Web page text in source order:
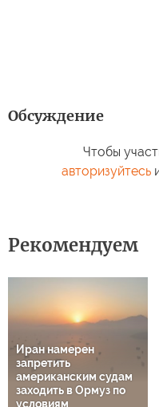
Обсуждение
Чтобы
авторизуйтесь
Рекомендуем
Иран намерен
запретить
американским судам
заходить в Ормуз по
условиям